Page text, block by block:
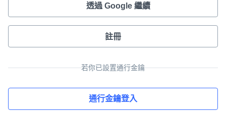
透過 Google 繼續
註冊
若你已設置通行金鑰
通行金鑰登入